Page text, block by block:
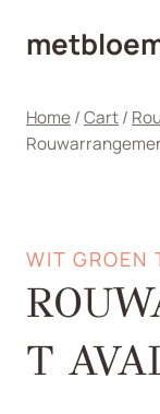
naar
Home/Cart/
WIT GROEN
T